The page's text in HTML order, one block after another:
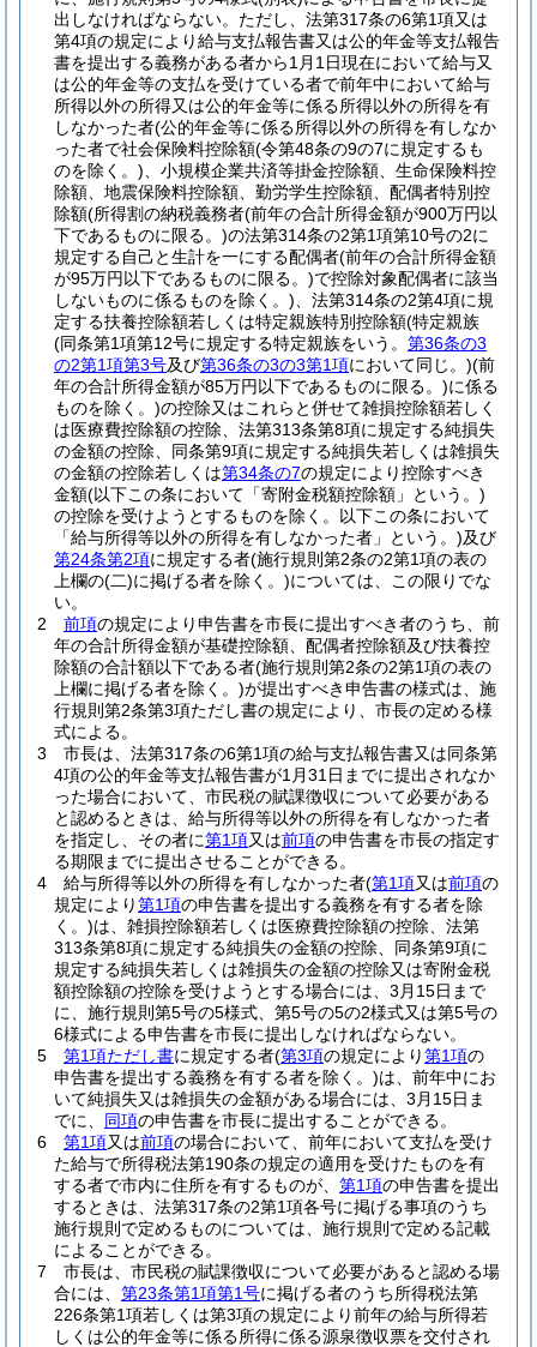
出しなければならない。 ただし、法第317条の6第1項又は
第4項の規定により給与支払報告書又は公的年金等支払報告
書を提出する義務がある者から1月1日現在において給与又
は公的年金等の支払を受けている者で前年中において給与
所得以外の所得又は公的年金等に係る所得以外の所得を有
しなかった者(公的年金等に係る所得以外の所得を有しなか
った者で社会保険料控除額(令第48条の9の7に規定するも
のを除く。) 、小規模企業共済等掛金控除額、生命保険料控
除額、地震保険料控除額、勤労学生控除額、配偶者特別控
除額(所得割の納税義務者(前年の合計所得金額が900万円以
下であるものに限る。)の法第314条の2第1項第10号の2に
規定する自己と生計を一にする配偶者(前年の合計所得金額
が95万円以下であるものに限る。)で控除対象配偶者に該当
しないものに係るものを除く。) 、法第314条の2第4項に規
定する扶養控除額若しくは特定親族特別控除額(特定親族
(同条第1項第12号に規定する特定親族をいう。 第36条の3
の2第1項第3号及び第36条の3の3第1項において同じ。)(前
年の合計所得金額が85万円以下であるものに限る。)に係る
ものを除く。)の控除又はこれらと併せて雑損控除額若しく
は医療費控除額の控除、法第313条第8項に規定する純損失
の金額の控除、同条第9項に規定する純損失若しくは雑損失
の金額の控除若しくは第34条の7の規定により控除すべき
金額(以下この条において「寄附金税額控除額」という。)
の控除を受けようとするものを除く。以下この条において
「給与所得等以外の所得を有しなかった者」という。)及び
第24条第2項に規定する者(施行規則第2条の2第1項の表の
上欄の(二)に掲げる者を除く。)については、この限りでな
い。
2
前項の規定により申告書を市長に提出すべき者のうち、前
年の合計所得金額が基礎控除額、配偶者控除額及び扶養控
除額の合計額以下である者(施行規則第2条の2第1項の表の
上欄に掲げる者を除く。)が提出すべき申告書の様式は、施
行規則第2条第3項ただし書の規定により、市長の定める様
式による。
3
市長は、法第317条の6第1項の給与支払報告書又は同条第
4項の公的年金等支払報告書が1月31日までに提出されなか
った場合において、市民税の賦課徴収について必要がある
と認めるときは、給与所得等以外の所得を有しなかった者
を指定し、その者に第1項又は前項の申告書を市長の指定す
る期限までに提出させることができる。
4
給与所得等以外の所得を有しなかった者(第1項又は前項の
規定により第1項の申告書を提出する義務を有する者を除
く。)は、雑損控除額若しくは医療費控除額の控除、法第
313条第8項に規定する純損失の金額の控除、同条第9項に
規定する純損失若しくは雑損失の金額の控除又は寄附金税
額控除額の控除を受けようとする場合には、3月15日まで
に、施行規則第5号の5様式、第5号の5の2様式又は第5号の
6様式による申告書を市長に提出しなければならない。
5
第1項ただし書に規定する者(第3項の規定により第1項の
申告書を提出する義務を有する者を除く。)は、前年中にお
いて純損失又は雑損失の金額がある場合には、3月15日ま
でに、 同項の申告書を市長に提出することができる。
6
第1項又は前項の場合において、前年において支払を受け
た給与で所得税法第190条の規定の適用を受けたものを有
する者で市内に住所を有するものが、 第1項の申告書を提出
するときは、法第317条の2第1項各号に掲げる事項のうち
施行規則で定めるものについては、施行規則で定める記載
によることができる。
7
市長は、市民税の賦課徴収について必要があると認める場
合には、 第23条第1項第1号に掲げる者のうち所得税法第
226条第1項若しくは第3項の規定により前年の給与所得若
しくは公的年金等に係る所得に係る源泉徴収票を交付され